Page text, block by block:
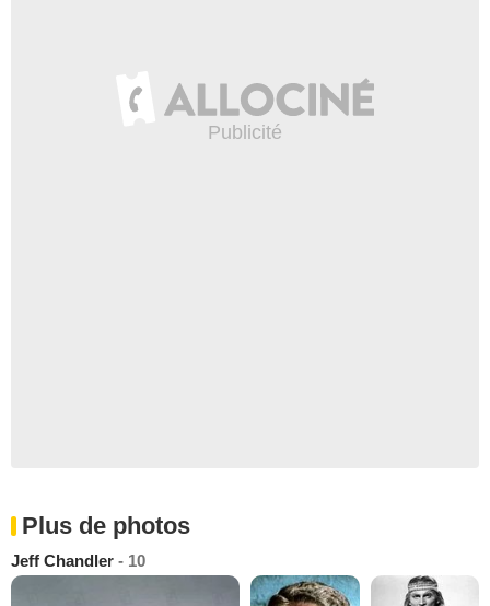
Plus de photos
Jeff Chandler - 10